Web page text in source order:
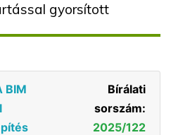
gyorsított
BIM
Bírálati
sorszám:
2025/122